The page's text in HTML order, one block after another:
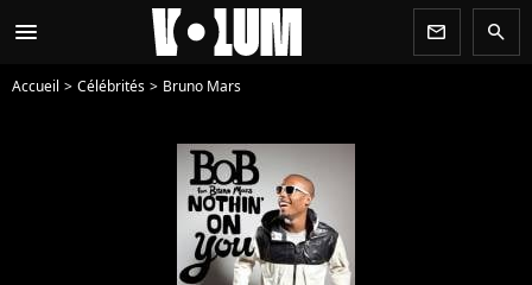
menu newsletter search
Accueil Célébrités Bruno Mars